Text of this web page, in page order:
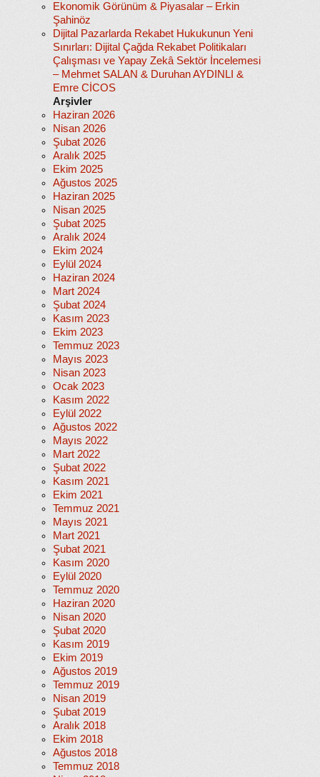
Ekonomik Görünüm & Piyasalar – Erkin
Şahinöz
Dijital Pazarlarda Rekabet Hukukunun Yeni
Sınırları: Dijital Çağda Rekabet Politikaları
Çalışması ve Yapay Zekâ Sektör İncelemesi
– Mehmet SALAN & Duruhan AYDINLI &
Emre CİCOS
Arşivler
Haziran 2026
Nisan 2026
Şubat 2026
Aralık 2025
Ekim 2025
Ağustos 2025
Haziran 2025
Nisan 2025
Şubat 2025
Aralık 2024
Ekim 2024
Eylül 2024
Haziran 2024
Mart 2024
Şubat 2024
Kasım 2023
Ekim 2023
Temmuz 2023
Mayıs 2023
Nisan 2023
Ocak 2023
Kasım 2022
Eylül 2022
Ağustos 2022
Mayıs 2022
Mart 2022
Şubat 2022
Kasım 2021
Ekim 2021
Temmuz 2021
Mayıs 2021
Mart 2021
Şubat 2021
Kasım 2020
Eylül 2020
Temmuz 2020
Haziran 2020
Nisan 2020
Şubat 2020
Kasım 2019
Ekim 2019
Ağustos 2019
Temmuz 2019
Nisan 2019
Şubat 2019
Aralık 2018
Ekim 2018
Ağustos 2018
Temmuz 2018